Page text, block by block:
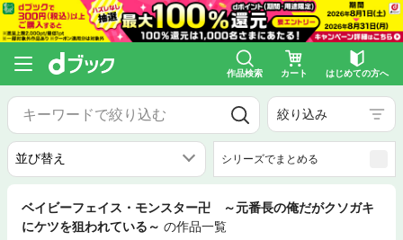
作品検索 カート はじめての方へ
絞り込み
シリーズでまとめる
ベイビーフェイス・モンスター卍 ～元番長の俺だがクソガキ
にケツを狙われている～ の作品一覧